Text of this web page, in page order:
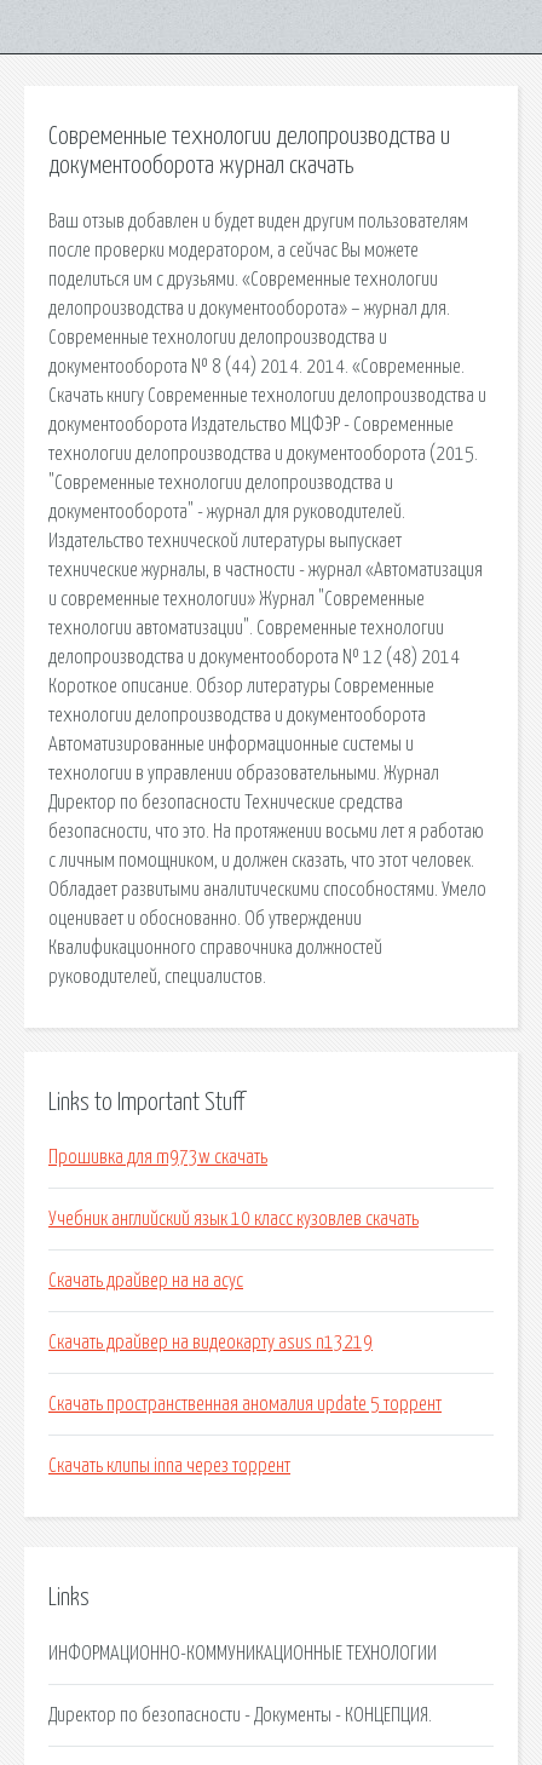
Современные технологии делопроизводства и
документооборота журнал скачать
Ваш отзыв добавлен и будет виден другим пользователям
после проверки модератором, а сейчас Вы можете
поделиться им с друзьями. «Современные технологии
делопроизводства и документооборота» – журнал для.
Современные технологии делопроизводства и
документооборота № 8 (44) 2014. 2014. «Современные.
Скачать книгу Современные технологии делопроизводства и
документооборота Издательство МЦФЭР - Современные
технологии делопроизводства и документооборота (2015.
"Современные технологии делопроизводства и
документооборота" - журнал для руководителей.
Издательство технической литературы выпускает
технические журналы, в частности - журнал «Автоматизация
и современные технологии» Журнал "Современные
технологии автоматизации". Современные технологии
делопроизводства и документооборота № 12 (48) 2014
Короткое описание. Обзор литературы Современные
технологии делопроизводства и документооборота
Автоматизированные информационные системы и
технологии в управлении образовательными. Журнал
Директор по безопасности Технические средства
безопасности, что это. На протяжении восьми лет я работаю
с личным помощником, и должен сказать, что этот человек.
Обладает развитыми аналитическими способностями. Умело
оценивает и обоснованно. Об утверждении
Квалификационного справочника должностей
руководителей, специалистов.
Links to Important Stuff
Прошивка для m973w скачать
Учебник английский язык 10 класс кузовлев скачать
Скачать драйвер на на асус
Скачать драйвер на видеокарту asus n13219
Скачать пространственная аномалия update 5 торрент
Скачать клипы inna через торрент
Links
ИНФОРМАЦИОННО-КОММУНИКАЦИОННЫЕ ТЕХНОЛОГИИ
Директор по безопасности - Документы - КОНЦЕПЦИЯ.